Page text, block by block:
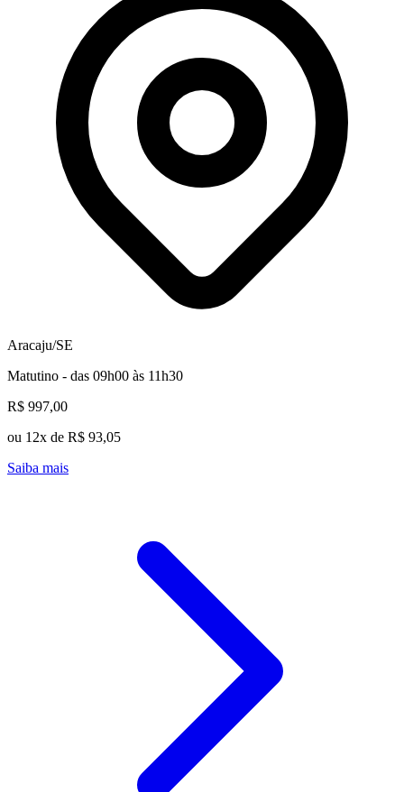
Aracaju/SE
Matutino - das 09h00 às 11h30
R$ 997,00
ou 12x de R$ 93,05
Saiba mais